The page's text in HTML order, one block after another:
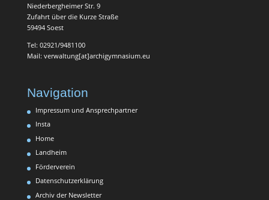
Niederbergheimer Str. 9
Zufahrt über die Kurze Straße
59494 Soest
Tel: 02921/9481100
Mail: verwaltung[at]archigymnasium.eu
Navigation
Impressum und Ansprechpartner
Insta
Home
Landheim
Förderverein
Datenschutzerklärung
Archiv der Newsletter